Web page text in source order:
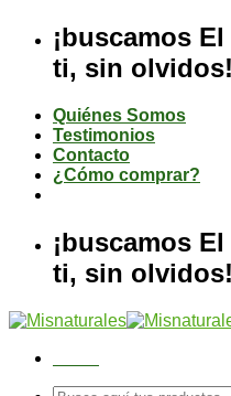
contenido
¡buscamos
ti, sin olvidos!
Quiénes Somos
Testimonios
Contacto
¿Cómo comprar?
¡buscamos
ti, sin olvidos!